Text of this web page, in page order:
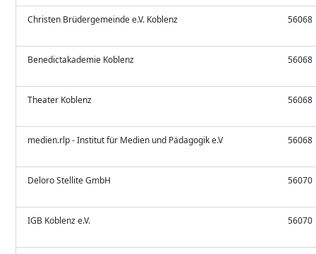
Christen Brüdergemeinde e.V. Koblenz 56068
Benedictakademie Koblenz 56068
Theater Koblenz 56068
medien.rlp - Institut für Medien und Pädagogik e.V 56068
Deloro Stellite GmbH 56070
IGB Koblenz e.V. 56070